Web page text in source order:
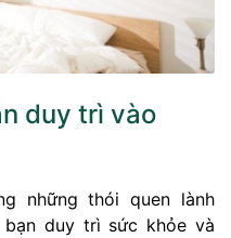
duy trì vào
những thói quen lành
duy trì sức khỏe và